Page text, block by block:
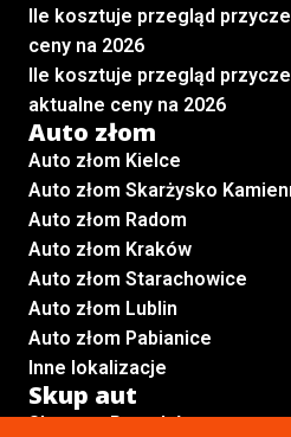
Ile kosztuje przegląd
ceny na 2026
Ile kosztuje przegląd
aktualne ceny na 2026
Auto złom
Auto złom Kielce
Auto złom Skarżysko
Auto złom Radom
Auto złom Kraków
Auto złom Starachowice
Auto złom Lublin
Auto złom Pabianice
Inne lokalizacje
Skup aut
Skup aut Pruszków